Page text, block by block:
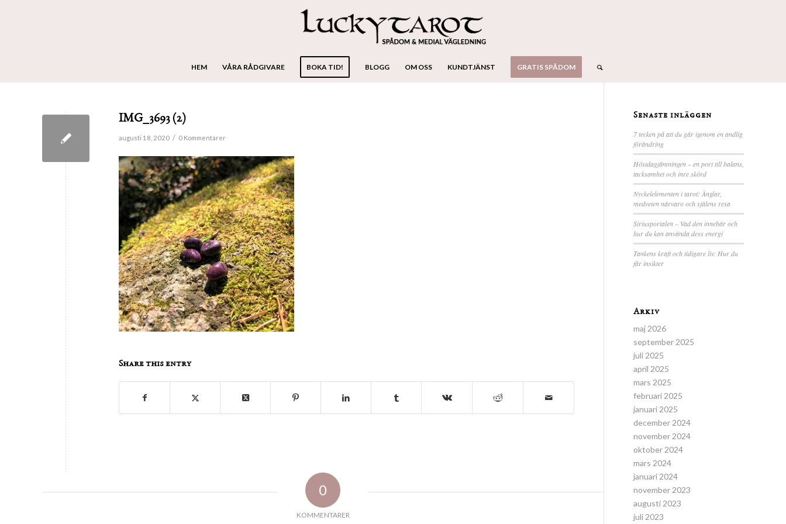
HEM VÅRA RÅDGIVARE BOKA TID! BLOGG OM OSS KUNDTJÄNST GRATIS SPÅDOM
IMG_3693 (2)
augusti 18, 2020 / 0 Kommentarer
Share this entry
0
KOMMENTARER
Senaste inläggen
7 tecken på att du går igenom en andlig
förändring
Höstdagjämningen – en port till balans,
tacksamhet och inre skörd
Nyckelelementen i tarot: Änglar,
medveten närvaro och själens resa
Siriusportalen – Vad den innebär och
hur du kan använda dess energi
Tankens kraft och tidigare liv: Hur du
får insikter
Arkiv
maj 2026
september 2025
juli 2025
april 2025
mars 2025
februari 2025
januari 2025
december 2024
november 2024
oktober 2024
mars 2024
januari 2024
november 2023
augusti 2023
juli 2023